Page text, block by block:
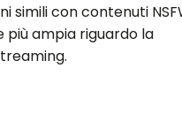
simili con contenuti
più ampia riguardo la